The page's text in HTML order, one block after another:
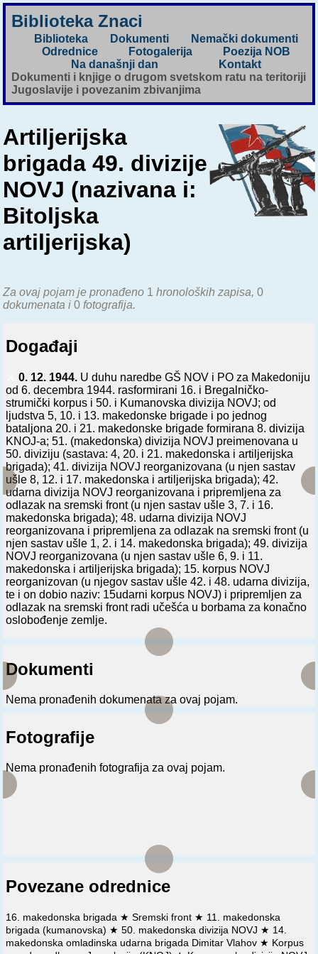
Biblioteka Znaci
Biblioteka Dokumenti
Nemački dokumenti
Odrednice
Fotogalerija
Poezija NOB
Na današnji dan
Kontakt
Dokumenti i knjige o drugom svetskom ratu na teritoriji
Jugoslavije i povezanim zbivanjima
Artiljerijska
brigada 49. divizije
NOVJ (nazivana i:
Bitoljska
artiljerijska)
Za ovaj pojam je pronađeno 1 hronoloških zapisa,0
dokumenata i0 fotografija.
Događaji
0. 12. 1944. U duhu naredbe GŠ NOV i PO za Makedoniju
od 6. decembra 1944. rasformirani 16. i Bregalničko-
strumički korpus i 50. i Kumanovska divizija NOVJ; od
ljudstva 5, 10. i 13. makedonske brigade i po jednog
bataljona 20. i 21. makedonske brigade formirana 8. divizija
KNOJ-a; 51. (makedonska) divizija NOVJ preimenovana u
50. diviziju (sastava: 4, 20. i 21. makedonska i artiljerijska
brigada); 41. divizija NOVJ reorganizovana (u njen sastav
ušle 8, 12. i 17. makedonska i artiljerijska brigada); 42.
udarna divizija NOVJ reorganizovana i pripremljena za
odlazak na sremski front (u njen sastav ušle 3, 7. i 16.
makedonska brigada); 48. udarna divizija NOVJ
reorganizovana i pripremljena za odlazak na sremski front (u
njen sastav ušle 1, 2. i 14. makedonska brigada); 49. divizija
NOVJ reorganizovana (u njen sastav ušle 6, 9. i 11.
makedonska i artiljerijska brigada); 15. korpus NOVJ
reorganizovan (u njegov sastav ušle 42. i 48. udarna divizija,
te i on dobio naziv: 15udarni korpus NOVJ) i pripremljen za
odlazak na sremski front radi učešća u borbama za konačno
oslobođenje zemlje.
Dokumenti
Nema pronađenih dokumenata za ovaj pojam.
Fotografije
Nema pronađenih fotografija za ovaj pojam.
Povezane odrednice
16. makedonska brigada ★Sremski front ★ 11. makedonska
brigada (kumanovska) ★50. makedonska divizija NOVJ ★ 14.
makedonska omladinska udarna brigada Dimitar Vlahov ★ Korpus